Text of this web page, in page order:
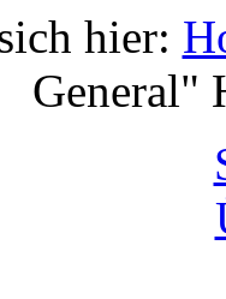
hier:
General"